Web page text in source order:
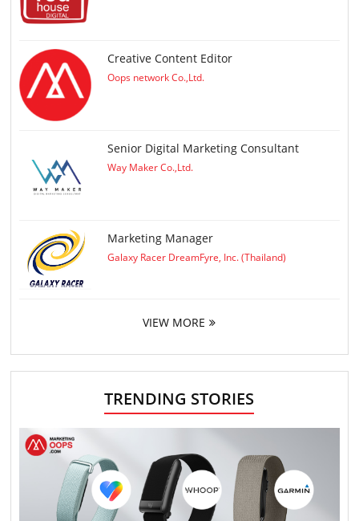
Creative Content Editor
Oops network Co.,Ltd.
Senior Digital Marketing Consultant
Way Maker Co.,Ltd.
Marketing Manager
Galaxy Racer DreamFyre, Inc. (Thailand)
VIEW MORE
TRENDING STORIES